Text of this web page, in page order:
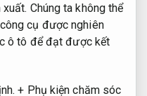
Chúng ta không thể
cụ được nghiên
ô tô để đạt được kết
+ Phụ kiện chăm sóc